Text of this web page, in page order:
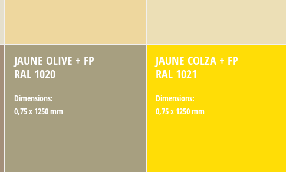
JAUNE OLIVE + FP
RAL 1020
Dimensions:
0,75 x 1250 mm
JAUNE COLZA + FP
RAL 1021
Dimensions:
0,75 x 1250 mm